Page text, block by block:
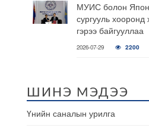
МУИС болон
сургууль
гэрээ байгууллаа
2026-07-29 2200
ШИНЭ МЭДЭЭ
Үнийн саналын урилга